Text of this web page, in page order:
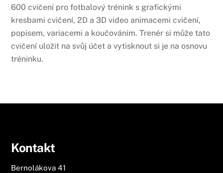
600 cvičení pro fotbalový trénink s grafickými
kresbami cvičení, 2D a 3D video animacemi cvičení,
popisem, variacemi a koučováním. Trenér si může tato
cvičení uložit na svůj účet a vytisknout si je na osnovu
tréninku.
Kontakt
Bernolákova 41